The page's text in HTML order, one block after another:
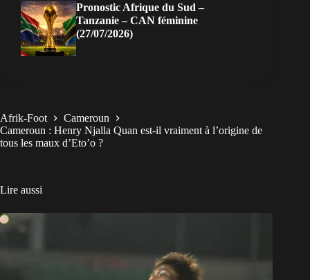
Pronostic Afrique du Sud –
Tanzanie – CAN féminine
(27/07/2026)
Afrik-Foot
Cameroun
Cameroun : Henry Njalla Quan est-il vraiment à l’origine de
tous les maux d’Eto’o ?
Lire aussi